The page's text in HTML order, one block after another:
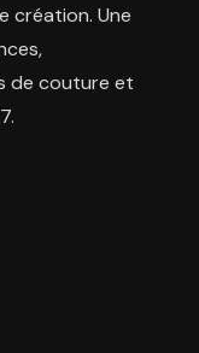
création. Une
de couture et